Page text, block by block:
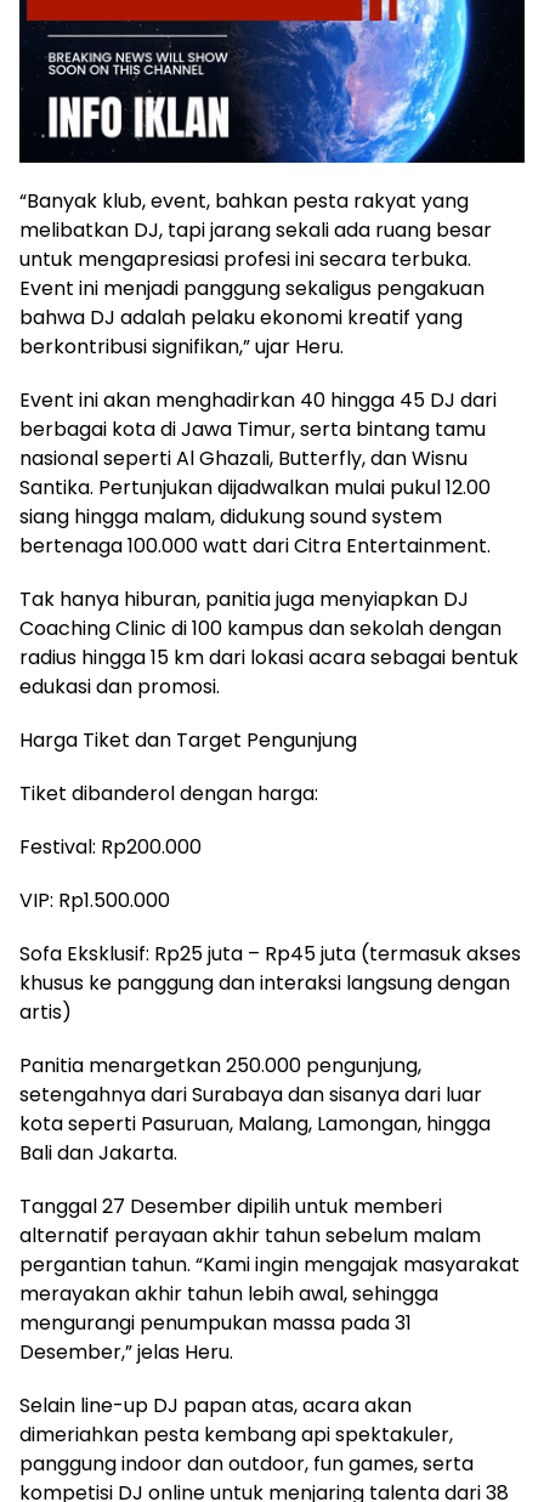
“Banyak klub, event, bahkan pesta rakyat yang
melibatkan DJ, tapi jarang sekali ada ruang besar
untuk mengapresiasi profesi ini secara terbuka.
Event ini menjadi panggung sekaligus pengakuan
bahwa DJ adalah pelaku ekonomi kreatif yang
berkontribusi signifikan,” ujar Heru.
Event ini akan menghadirkan 40 hingga 45 DJ dari
berbagai kota di Jawa Timur, serta bintang tamu
nasional seperti Al Ghazali, Butterfly, dan Wisnu
Santika. Pertunjukan dijadwalkan mulai pukul 12.00
siang hingga malam, didukung sound system
bertenaga 100.000 watt dari Citra Entertainment.
Tak hanya hiburan, panitia juga menyiapkan DJ
Coaching Clinic di 100 kampus dan sekolah dengan
radius hingga 15 km dari lokasi acara sebagai bentuk
edukasi dan promosi.
Harga Tiket dan Target Pengunjung
Tiket dibanderol dengan harga:
Festival: Rp200.000
VIP: Rp1.500.000
Sofa Eksklusif: Rp25 juta – Rp45 juta (termasuk akses
khusus ke panggung dan interaksi langsung dengan
artis)
Panitia menargetkan 250.000 pengunjung,
setengahnya dari Surabaya dan sisanya dari luar
kota seperti Pasuruan, Malang, Lamongan, hingga
Bali dan Jakarta.
Tanggal 27 Desember dipilih untuk memberi
alternatif perayaan akhir tahun sebelum malam
pergantian tahun. “Kami ingin mengajak masyarakat
merayakan akhir tahun lebih awal, sehingga
mengurangi penumpukan massa pada 31
Desember,” jelas Heru.
Selain line-up DJ papan atas, acara akan
dimeriahkan pesta kembang api spektakuler,
panggung indoor dan outdoor, fun games, serta
kompetisi DJ online untuk menjaring talenta dari 38